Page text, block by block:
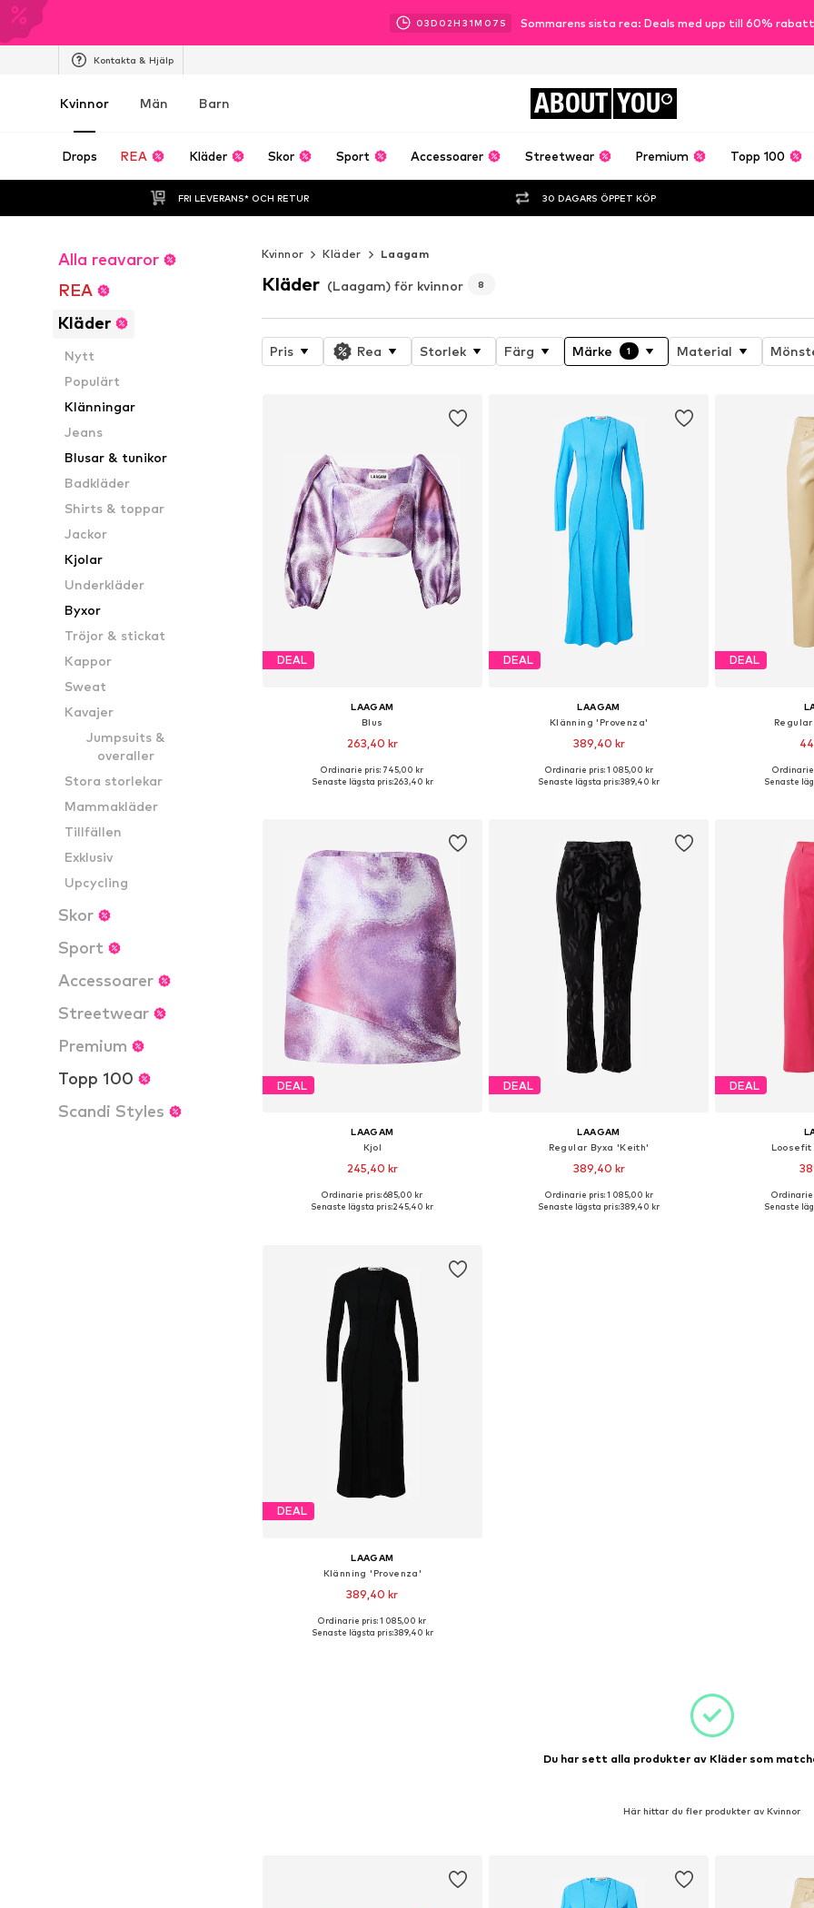
03D 02H 31M 06 S Sommarens sista rea: Deals med upp till 60% rabatt
Kontakta & Hjälp
Kvinnor Män Barn ABOUT YOU
Drops REA Kläder Skor Sport Accessoarer Streetwear Premium Topp 100
FRI LEVERANS* OCH RETUR 30 DAGARS ÖPPET KÖP
Alla reavaror
REA
Kläder
Nytt
Populärt
Klänningar
Jeans
Blusar & tunikor
Badkläder
Shirts & toppar
Jackor
Kjolar
Underkläder
Byxor
Tröjor & stickat
Kappor
Sweat
Kavajer
Jumpsuits &
overaller
Stora storlekar
Mammakläder
Tillfällen
Exklusiv
Upcycling
Skor
Sport
Accessoarer
Streetwear
Premium
Topp 100
Scandi Styles
Kvinnor Kläder Laagam
Kläder (Laagam) för kvinnor 8
Pris Rea Storlek Färg Märke 1 Material
DEAL
LAAGAM
Blus
263,40 kr
Tillgängliga storlekar: XS, S, M
Ordinarie pris: 745,00 kr
Senaste lägsta pris:263,40 kr
DEAL
LAAGAM
Klänning 'Provenza'
389,40 kr
Tillgängliga storlekar: 40, 42
Ordinarie pris: 1 085,00 kr
Senaste lägsta pris:389,40 kr
DEAL
Ordinarie
Senaste
DEAL
LAAGAM
Kjol
245,40 kr
Tillgängliga storlekar: 38
Ordinarie pris: 685,00 kr
Senaste lägsta pris:245,40 kr
DEAL
LAAGAM
Regular Byxa 'Keith'
389,40 kr
Tillgängliga storlekar: 38
Ordinarie pris: 1 085,00 kr
Senaste lägsta pris:389,40 kr
DEAL
Loosefit
Ordinarie
Senaste
DEAL
LAAGAM
Klänning 'Provenza'
389,40 kr
Tillgängliga storlekar: 40
Ordinarie pris: 1 085,00 kr
Senaste lägsta pris:389,40 kr
Du har sett alla produkter av Kläder som
Här hittar du fler produkter av Kvinnor